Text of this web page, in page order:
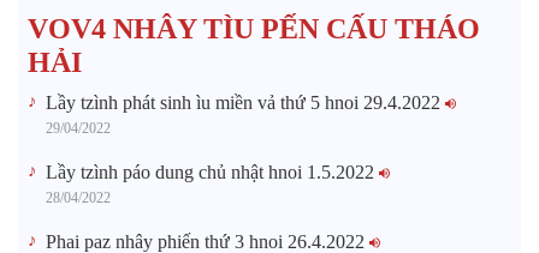
VOV4 NHÂY TÌU PẾN CẤU THÁO
HẢI
Lầy tzình phát sinh ìu miền vả thứ 5 hnoi 29.4.2022
29/04/2022
Lầy tzình páo dung chủ nhật hnoi 1.5.2022
28/04/2022
Phai paz nhây phiến thứ 3 hnoi 26.4.2022